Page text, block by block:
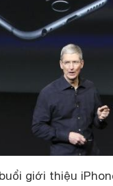
giới thiệu